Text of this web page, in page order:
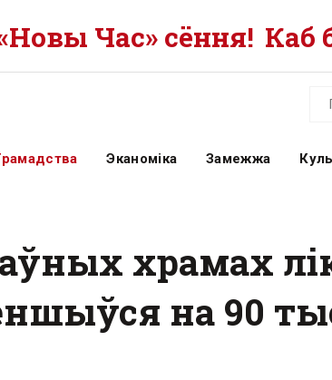
Час» сёння! Каб
Эканоміка Замежжа
храмах
на 90